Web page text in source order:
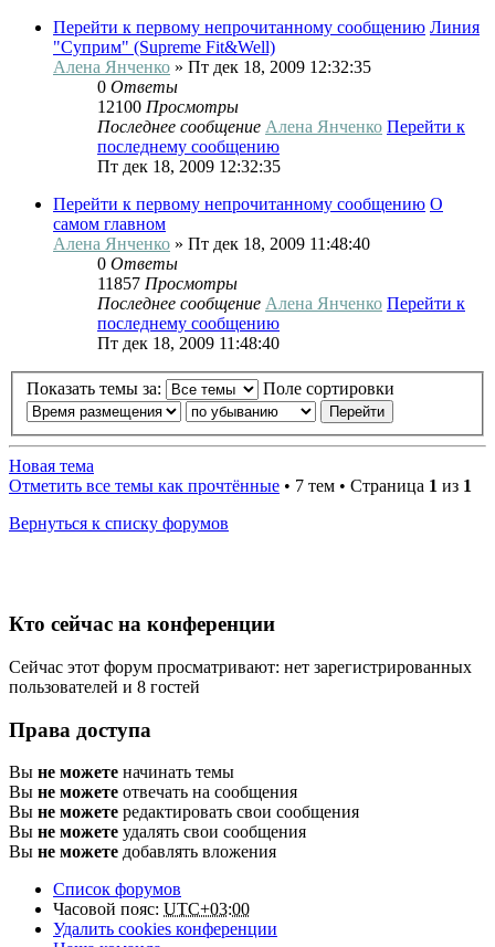
Перейти к первому непрочитанному сообщению Линия
"Суприм" (Supreme Fit&Well)
Алена Янченко » Пт дек 18, 2009 12:32:35
0 Ответы
12100 Просмотры
Последнее сообщение Алена Янченко Перейти к
последнему сообщению
Пт дек 18, 2009 12:32:35
Перейти к первому непрочитанному сообщению О
самом главном
Алена Янченко » Пт дек 18, 2009 11:48:40
0 Ответы
11857 Просмотры
Последнее сообщение Алена Янченко Перейти к
последнему сообщению
Пт дек 18, 2009 11:48:40
Показать темы за: Поле сортировки
Новая тема
Отметить все темы как прочтённые • 7 тем • Страница 1 из 1
Вернуться к списку форумов
Кто сейчас на конференции
Сейчас этот форум просматривают: нет зарегистрированных
пользователей и 8 гостей
Права доступа
Вы не можете начинать темы
Вы не можете отвечать на сообщения
Вы не можете редактировать свои сообщения
Вы не можете удалять свои сообщения
Вы не можете добавлять вложения
Список форумов
Часовой пояс: UTC+03:00
Удалить cookies конференции